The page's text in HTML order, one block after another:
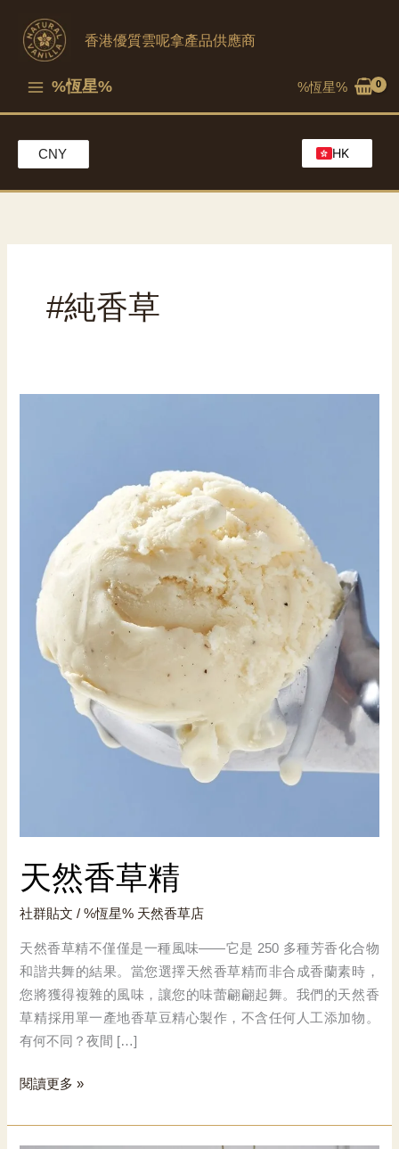
香港優質雲呢拿產品供應商
%恆星% %恆星%
CNY
HK
#純香草
天然香草精
社群貼文 / %恆星% 天然香草店
天然香草精不僅僅是一種風味——它是 250 多種芳香化合物
和諧共舞的結果。當您選擇天然香草精而非合成香蘭素時，
您將獲得複雜的風味，讓您的味蕾翩翩起舞。我們的天然香
草精採用單一產地香草豆精心製作，不含任何人工添加物。
有何不同？夜間 […]
天
香
閱讀更多 »